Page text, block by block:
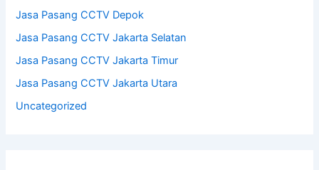
Jasa Pasang CCTV Depok
Jasa Pasang CCTV Jakarta Selatan
Jasa Pasang CCTV Jakarta Timur
Jasa Pasang CCTV Jakarta Utara
Uncategorized